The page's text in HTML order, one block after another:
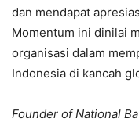
dan mendapat
Momentum ini dinilai
organisasi dalam
Indonesia di kancah
Founder of National